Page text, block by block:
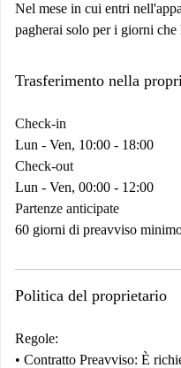
Nel mese in cui entri
pagherai solo per i giorni che
Trasferimento nella
Check-in
Lun - Ven, 10:00 - 18:00
Check-out
Lun - Ven, 00:00 - 12:00
Partenze anticipate
60 giorni di preavviso
Politica del proprietario
Regole:
• Contratto Preavviso: È